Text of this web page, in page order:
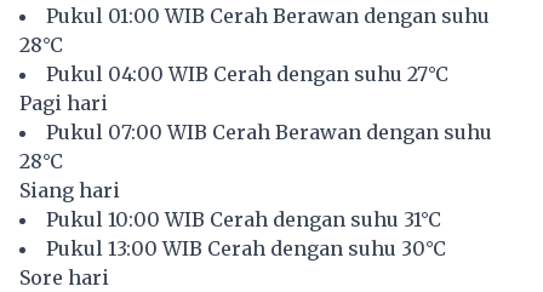
Pukul 01:00 WIB Cerah Berawan dengan suhu
28°C
Pukul 04:00 WIB Cerah dengan suhu 27°C
Pagi hari
Pukul 07:00 WIB Cerah Berawan dengan suhu
28°C
Siang hari
Pukul 10:00 WIB Cerah dengan suhu 31°C
Pukul 13:00 WIB Cerah dengan suhu 30°C
Sore hari